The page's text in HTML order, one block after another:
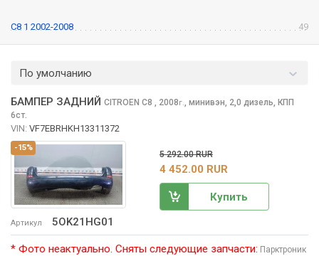
C8 1 2002-2008 49
По умолчанию
-15%
Артикул 5OK21HG01
БАМПЕР ЗАДНИЙ CITROEN C8 , 2008г., минивэн, 2,0 дизель, КПП
6ст.
VIN: VF7EBRHKH13311372
5 292.00 RUR
4 452.00 RUR
Купить
* Фото неактуально. Сняты следующие запчасти: Парктроник